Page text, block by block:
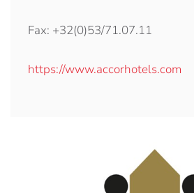
Fax: +32(0)53/71.07.11
https://www.accorhotels.com